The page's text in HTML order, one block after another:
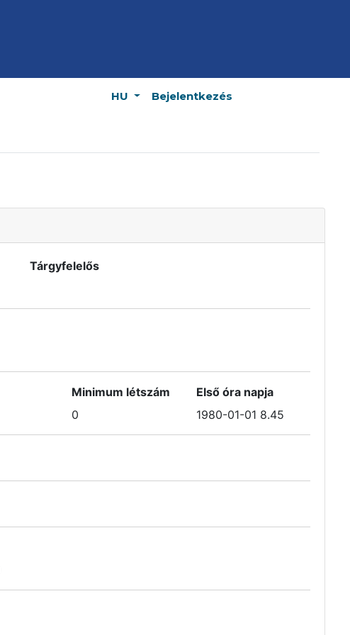
HU Bejelentkezés
Tárgyfelelős
Minimum létszám
0
Első óra napja
1980-01-01 8.45